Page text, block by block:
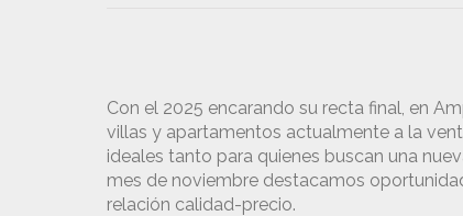
Con el 2025 encarando su recta final, en
villas y apartamentos actualmente a la
ideales tanto para quienes buscan una
mes de noviembre destacamos
relación calidad-precio.